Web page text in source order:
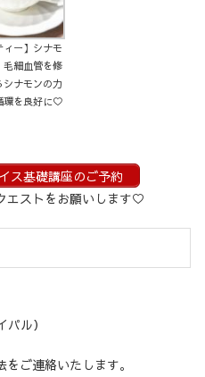
ィー】シナモ
毛細血管を修
ナモンの力
環を良好に♡
ス基礎講座のご予約
エストをお願いします♡
ル）
ご連絡いたします。